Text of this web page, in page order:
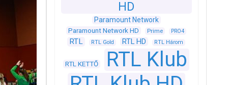
HD
Paramount Network
Paramount Network HD Prime PRO4
RTL RTL Gold RTL HD RTL Három
RTL KETTŐ
RTL Klub